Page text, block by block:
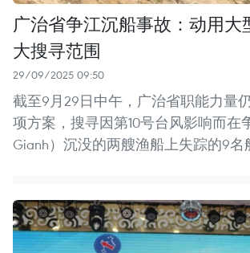
广治省争江沉船事故：动用大
大搜寻范围
29/09/2025 09:50
截至9月29日中午，广治省职能力量
项方案，搜寻因第10号台风影响而在
Gianh）沉没的两艘渔船上失踪的9名